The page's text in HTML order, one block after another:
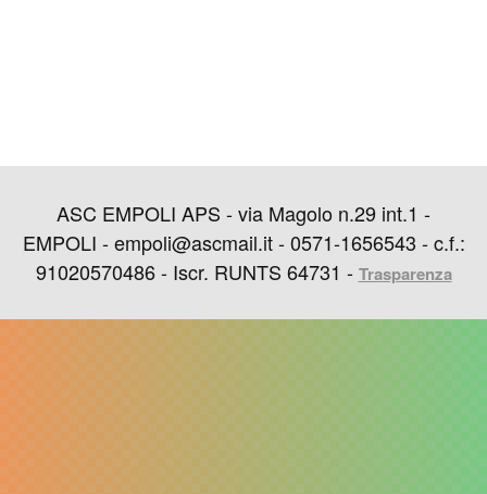
ASC EMPOLI APS - via Magolo n.29 int.1 -
EMPOLI - empoli@ascmail.it - 0571-1656543 - c.f.:
91020570486 - Iscr. RUNTS 64731 - Trasparenza